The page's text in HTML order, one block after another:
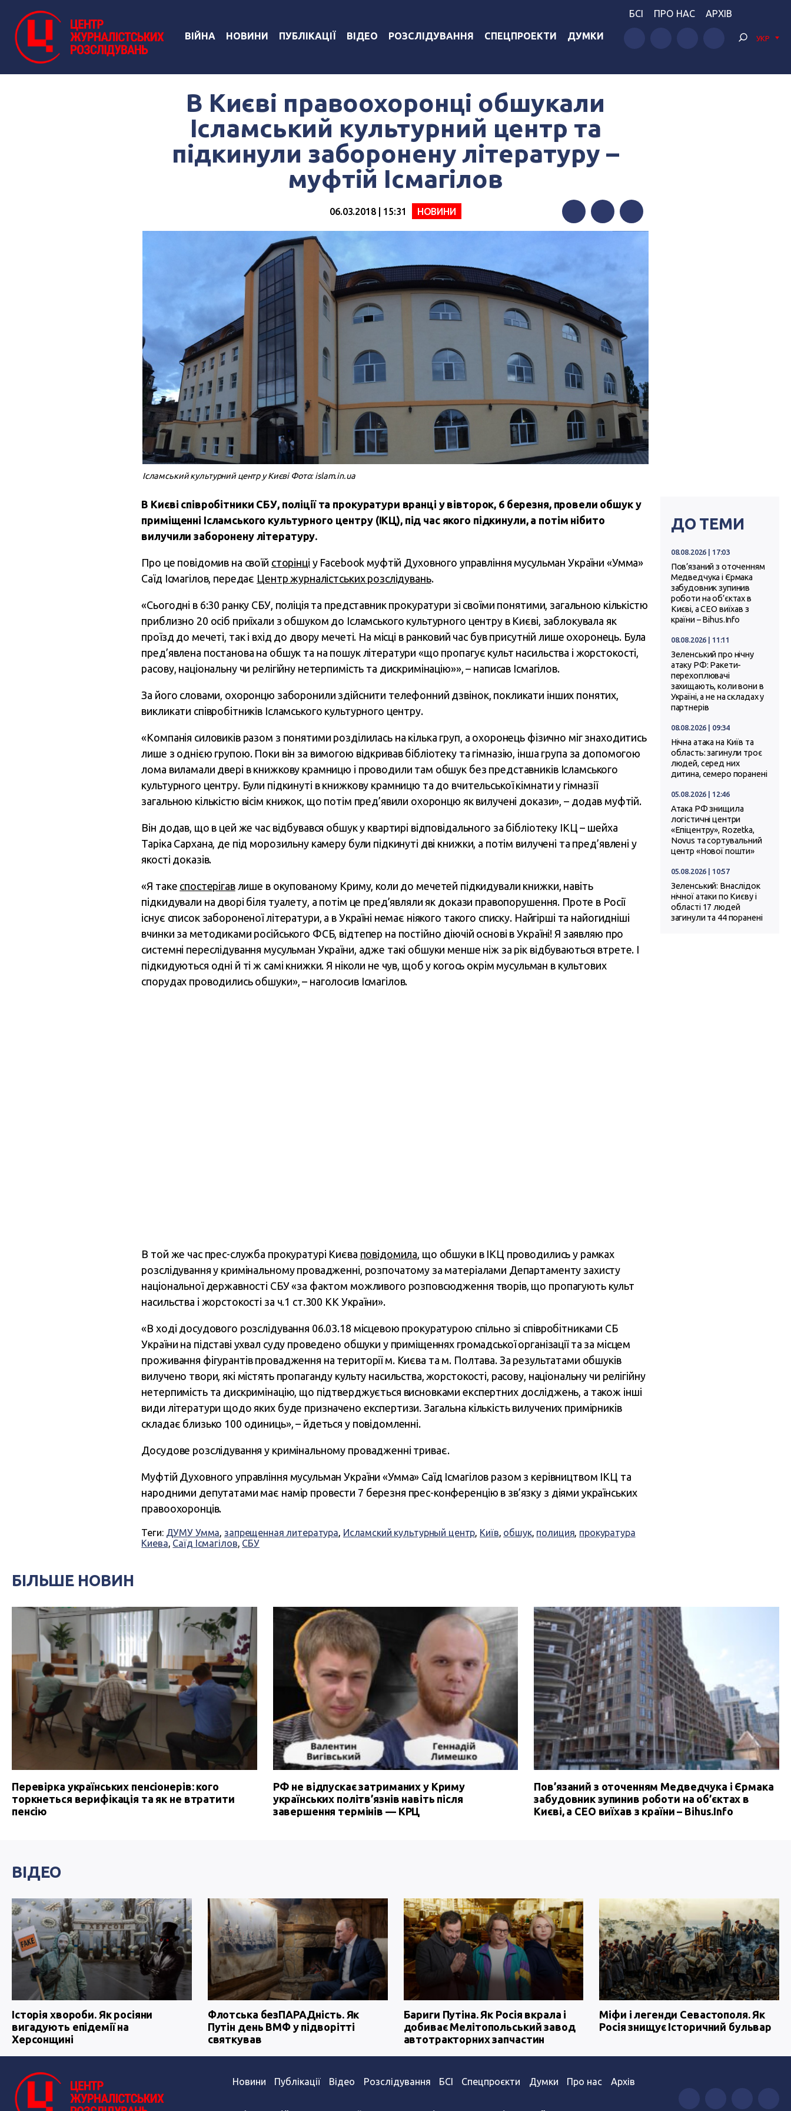
ВІЙНА НОВИНИ ПУБЛІКАЦІЇ ВІДЕО РОЗСЛІДУВАННЯ СПЕЦПРОЕКТИ ДУМКИ
БСІ ПРО НАС АРХІВ
УКР
В Києві правоохоронці обшукали
Ісламський культурний центр та
підкинули заборонену літературу –
муфтій Ісмагілов
06.03.2018 | 15:31 НОВИНИ
TwitterTelegram
Ісламський культурний центр у Києві Фото: islam.in.ua
В Києві співробітники СБУ, поліції та прокуратури вранці у вівторок, 6 березня, провели обшук у
приміщенні Ісламського культурного центру (ІКЦ), під час якого підкинули, а потім нібито
вилучили заборонену літературу.
Про це повідомив на своїй сторінці у Facebook муфтій Духовного управління мусульман України «Умма»
Саїд Ісмагілов, передає Центр журналістських розслідувань.
«Сьогодні в 6:30 ранку СБУ, поліція та представник прокуратури зі своїми понятими, загальною кількістю
приблизно 20 осіб приїхали з обшуком до Ісламського культурного центру в Києві, заблокувала як
проїзд до мечеті, так і вхід до двору мечеті. На місці в ранковий час був присутній лише охоронець. Була
пред’явлена постанова на обшук та на пошук літератури «що пропагує культ насильства і жорстокості,
расову, національну чи релігійну нетерпимість та дискримінацію»», – написав Ісмагілов.
За його словами, охоронцю заборонили здійснити телефонний дзвінок, покликати інших понятих,
викликати співробітників Ісламського культурного центру.
«Компанія силовиків разом з понятими розділилась на кілька груп, а охоронець фізично міг знаходитись
лише з однією групою. Поки він за вимогою відкривав бібліотеку та гімназію, інша група за допомогою
лома виламали двері в книжкову крамницю і проводили там обшук без представників Ісламського
культурного центру. Були підкинуті в книжкову крамницю та до вчительської кімнати у гімназії
загальною кількістю вісім книжок, що потім пред’явили охоронцю як вилучені докази», – додав муфтій.
Він додав, що в цей же час відбувався обшук у квартирі відповідального за бібліотеку ІКЦ – шейха
Таріка Сархана, де під морозильну камеру були підкинуті дві книжки, а потім вилучені та пред’явлені у
якості доказів.
«Я таке спостерігавлише в окупованому Криму, коли до мечетей підкидували книжки, навіть
підкидували на дворі біля туалету, а потім це пред’являли як докази правопорушення. Проте в Росії
існує список забороненої літератури, а в Україні немає ніякого такого списку. Найгірші та найогидніші
вчинки за методиками російського ФСБ, відтепер на постійно діючій основі в Україні! Я заявляю про
системні переслідування мусульман України, адже такі обшуки менше ніж за рік відбуваються втрете. І
підкидуються одні й ті ж самі книжки. Я ніколи не чув, щоб у когось окрім мусульман в культових
спорудах проводились обшуки», – наголосив Ісмагілов.
В той же час прес-служба прокуратурі Києва повідомила , що обшуки в ІКЦ проводились у рамках
розслідування у кримінальному провадженні, розпочатому за матеріалами Департаменту захисту
національної державності СБУ «за фактом можливого розповсюдження творів, що пропагують культ
насильства і жорстокості за ч.1 ст.300 КК України».
«В ході досудового розслідування 06.03.18 місцевою прокуратурою спільно зі співробітниками СБ
України на підставі ухвал суду проведено обшуки у приміщеннях громадської організації та за місцем
проживання фігурантів провадження на території м. Києва та м. Полтава. За результатами обшуків
вилучено твори, які містять пропаганду культу насильства, жорстокості, расову, національну чи релігійну
нетерпимість та дискримінацію, що підтверджується висновками експертних досліджень, а також інші
види літератури щодо яких буде призначено експертизи. Загальна кількість вилучених примірників
складає близько 100 одиниць», – йдеться у повідомленні.
Досудове розслідування у кримінальному провадженні триває.
Муфтій Духовного управління мусульман України «Умма» Саїд Ісмагілов разом з керівництвом ІКЦ та
народними депутатами має намір провести 7 березня прес-конференцію в зв’язку з діями українських
правоохоронців.
Теги: ДУМУ Умма,запрещенная литература, Исламский культурный центр, Київ, обшук, полиция, прокуратура
Киева, Саїд Ісмагілов, СБУ
ДО ТЕМИ
08.08.2026 | 17:03
Пов’язаний з оточенням
Медведчука і Єрмака
забудовник зупинив
роботи на об’єктах в
Києві, а СЕО виїхав з
країни – Bihus.Info
08.08.2026 | 11:11
Зеленський про нічну
атаку РФ: Ракети-
перехоплювачі
захищають, коли вони в
Україні, а не на складах у
партнерів
08.08.2026 | 09:34
Нічна атака на Київ та
область: загинули троє
людей, серед них
дитина, семеро поранені
05.08.2026 | 12:46
Атака РФ знищила
логістичні центри
«Епіцентру», Rozetka,
Novus та сортувальний
центр «Нової пошти»
05.08.2026 | 10:57
Зеленський: Внаслідок
нічної атаки по Києву і
області 17 людей
загинули та 44 поранені
БІЛЬШЕ НОВИН
Перевірка українських пенсіонерів: кого
торкнеться верифікація та як не втратити
пенсію
РФ не відпускає затриманих у Криму
українських політв’язнів навіть після
завершення термінів — КРЦ
Пов’язаний з оточенням Медведчука і Єрмака
забудовник зупинив роботи на об’єктах в
Києві, а СЕО виїхав з країни – Bihus.Info
ВІДЕО
Історія хвороби. Як росіяни
вигадують епідемії на
Херсонщині
Флотська безПАРАДність. Як
Путін день ВМФ у підворітті
святкував
Бариги Путіна. Як Росія вкрала і
добиває Мелітопольський завод
автотракторних запчастин
Міфи і легенди Севастополя. Як
Росія знищує Історичний бульвар
Новини Публікації Відео Розслідування БСІ Спецпроєкти Думки Про нас Архів